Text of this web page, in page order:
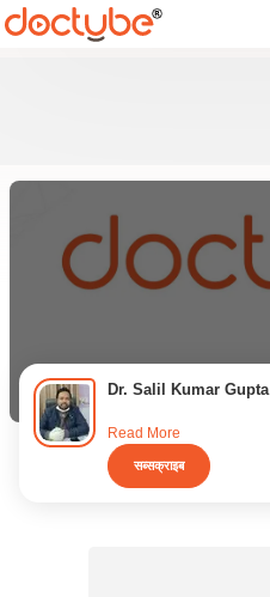
Dr. Salil Kumar Gupta
Read More
सब्सक्राइब